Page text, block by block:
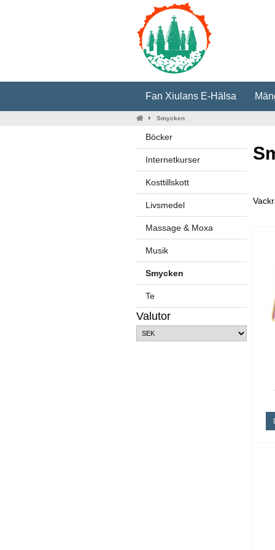
Fan Xiulans E-Hälsa
Smycken
Böcker
Internetkurser
Kosttillskott
Livsmedel
Massage & Moxa
Musik
Smycken
Te
Valutor